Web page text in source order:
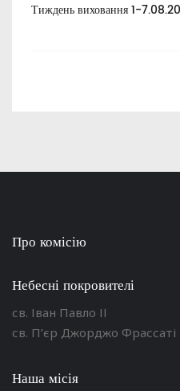
Тиждень виховання 1-
Про комісію
Небесні покровителі
св. Іван Павло ІІ
св. П’єр Джорджо Фрассаті
Наша місія